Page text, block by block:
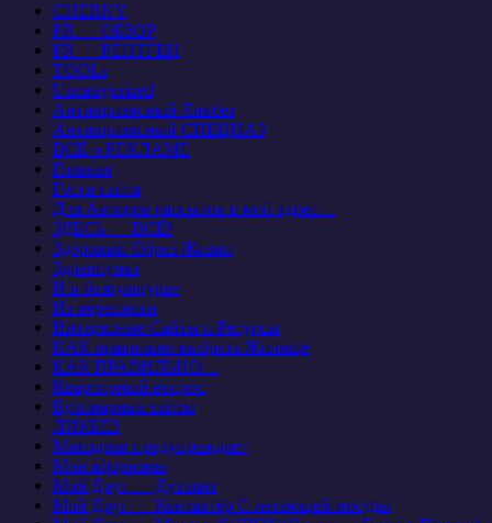
CHERNY
PR — ОБЗОР
PR — РЕНТГЕН
TOOLs
Uncategorized
Антикризисный Ликбез
Антикризисный СПЕЦНАЗ
ВСЁ о РЕКЛАМЕ
Главная
Гости сайта
Для Авторов рассылок в мой адрес…
ЗДЕСЬ — ВСЁ!
Здоровый Образ Жизни
Здравпункт
И в безкультурье
Из переписки
Интересные Сайты и Ресурсы
КАК правильно выбрать Жилище
КАК ПРАВИЛЬНО…
Квартирный вопрос
Кулинарные сайты
ЛИКБЕЗ
Минздрав предупреждает
Мои афоризмы
Мой Друг — Дуэлянт
Мой Друг — Контактёр С-летающей-посуды